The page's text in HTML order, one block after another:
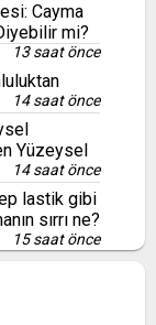
Cayma
mi?
13 saat önce
14 saat önce
Yüzeysel
14 saat önce
lastik gibi
sırrı ne?
15 saat önce